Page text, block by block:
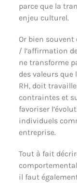
parce que la
enjeu culturel.
Or bien
/ l’affirmation
ne transforme
des valeurs que
RH, doit
contraintes et
favoriser
individuels
entreprise.
Tout à fait
il faut